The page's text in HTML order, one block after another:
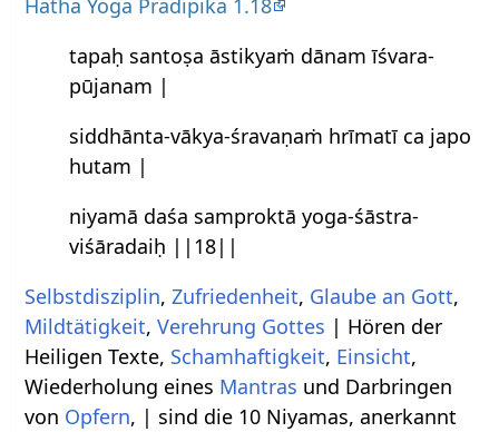
Hatha Yoga Pradipika 1.18
tapaḥ santoṣa āstikyaṁ dānam īśvara-
pūjanam |
siddhānta-vākya-śravaṇaṁ hrīmatī ca japo
hutam |
niyamā daśa samproktā yoga-śāstra-
viśāradaiḥ ||18||
Selbstdisziplin,Zufriedenheit, Glaube an Gott,
Mildtätigkeit,Verehrung Gottes | Hören der
Heiligen Texte, Schamhaftigkeit, Einsicht,
Wiederholung eines Mantras und Darbringen
von Opfern, | sind die 10 Niyamas, anerkannt